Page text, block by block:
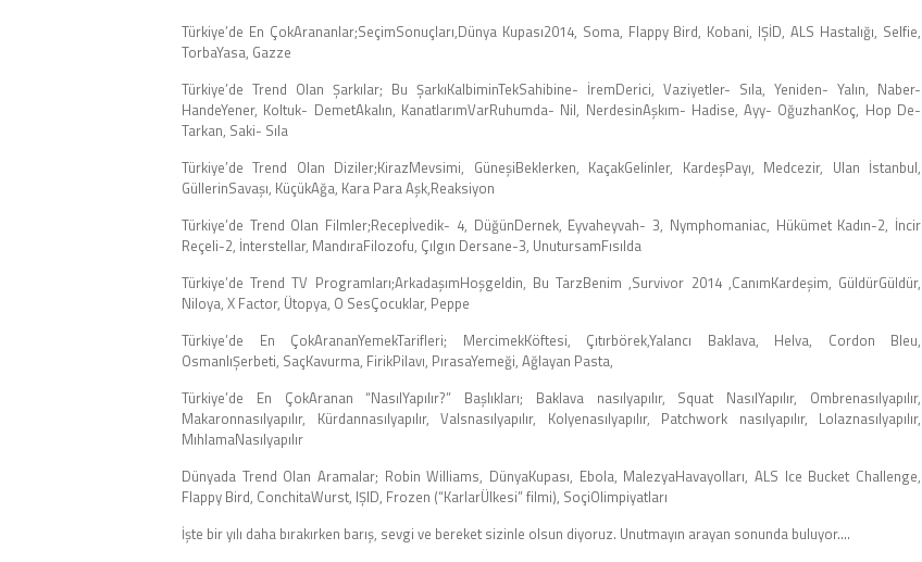
Türkiye’de En ÇokArananlar;SeçimSonuçları,Dünya Kupası2014, Soma, Flappy Bird, Kobani, IŞİD, ALS Hastalığı, Selfie,
TorbaYasa, Gazze
Türkiye’de Trend Olan Şarkılar; Bu ŞarkıKalbiminTekSahibine- İremDerici, Vaziyetler- Sıla, Yeniden- Yalın, Naber-
HandeYener, Koltuk- DemetAkalın, KanatlarımVarRuhumda- Nil, NerdesinAşkım- Hadise, Ayy- OğuzhanKoç, Hop De-
Tarkan, Saki- Sıla
Türkiye’de Trend Olan Diziler;KirazMevsimi, GüneşiBeklerken, KaçakGelinler, KardeşPayı, Medcezir, Ulan İstanbul,
GüllerinSavaşı, KüçükAğa, Kara Para Aşk,Reaksiyon
Türkiye’de Trend Olan Filmler;Recepİvedik- 4, DüğünDernek, Eyvaheyvah- 3, Nymphomaniac, Hükümet Kadın-2, İncir
Reçeli-2, İnterstellar, MandıraFilozofu, Çılgın Dersane-3, UnutursamFısılda
Türkiye’de Trend TV Programları;ArkadaşımHoşgeldin, Bu TarzBenim ,Survivor 2014 ,CanımKardeşim, GüldürGüldür,
Niloya, X Factor, Ütopya, O SesÇocuklar, Peppe
Türkiye’de En ÇokArananYemekTarifleri; MercimekKöftesi, Çıtırbörek,Yalancı Baklava, Helva, Cordon Bleu,
OsmanlıŞerbeti, SaçKavurma, FirikPilavı, PırasaYemeği, Ağlayan Pasta,
Türkiye’de En ÇokAranan “NasılYapılır?” Başlıkları; Baklava nasılyapılır, Squat NasılYapılır, Ombrenasılyapılır,
Makaronnasılyapılır, Kürdannasılyapılır, Valsnasılyapılır, Kolyenasılyapılır, Patchwork nasılyapılır, Lolaznasılyapılır,
MıhlamaNasılyapılır
Dünyada Trend Olan Aramalar; Robin Williams, DünyaKupası, Ebola, MalezyaHavayolları, ALS Ice Bucket Challenge,
Flappy Bird, ConchitaWurst, IŞID, Frozen (“KarlarÜlkesi” filmi), SoçiOlimpiyatları
İşte bir yılı daha bırakırken barış, sevgi ve bereket sizinle olsun diyoruz. Unutmayın arayan sonunda buluyor….